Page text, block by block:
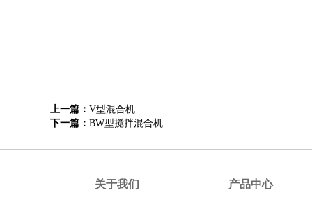
上一篇： V型混合机
下一篇： BW型搅拌混合机
关于我们 产品中心